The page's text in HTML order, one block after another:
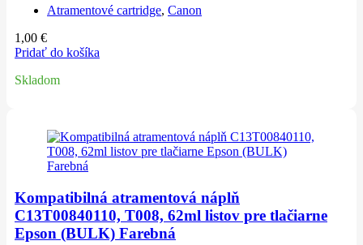
Atramentové cartridge, Canon
1,00 €
Pridať do košíka
Skladom
Kompatibilná atramentová náplň
C13T00840110, T008, 62ml listov pre tlačiarne
Epson (BULK) Farebná